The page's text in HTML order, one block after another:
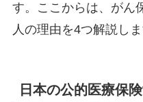
す。ここからは、がん
人の理由を4つ解説しま
日本の公的医療保